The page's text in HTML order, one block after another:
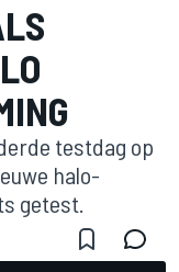
testdag op
halo-
getest.